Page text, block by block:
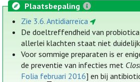
Plaatsbepaling
Zie 3.6. Antidiarreïca
De doeltreffendheid van
allerlei klachten staat niet
Voor sommige preparaten is er
de preventie van infecties met
Folia februari 2016] en bij